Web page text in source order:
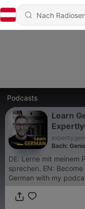
Podcasts
Learn
Bach:
DE: Lerne mit meinem
sprechen. EN:
German with my